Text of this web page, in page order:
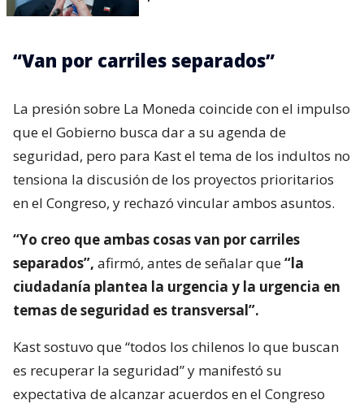
“Van por carriles separados”
La presión sobre La Moneda coincide con el impulso
que el Gobierno busca dar a su agenda de
seguridad, pero para Kast el tema de los indultos no
tensiona la discusión de los proyectos prioritarios
en el Congreso, y rechazó vincular ambos asuntos.
“Yo creo que ambas cosas van por carriles
separados”, afirmó, antes de señalar que“la
ciudadanía plantea la urgencia y la urgencia en
temas de seguridad es transversal”.
Kast sostuvo que “todos los chilenos lo que buscan
es recuperar la seguridad” y manifestó su
expectativa de alcanzar acuerdos en el Congreso